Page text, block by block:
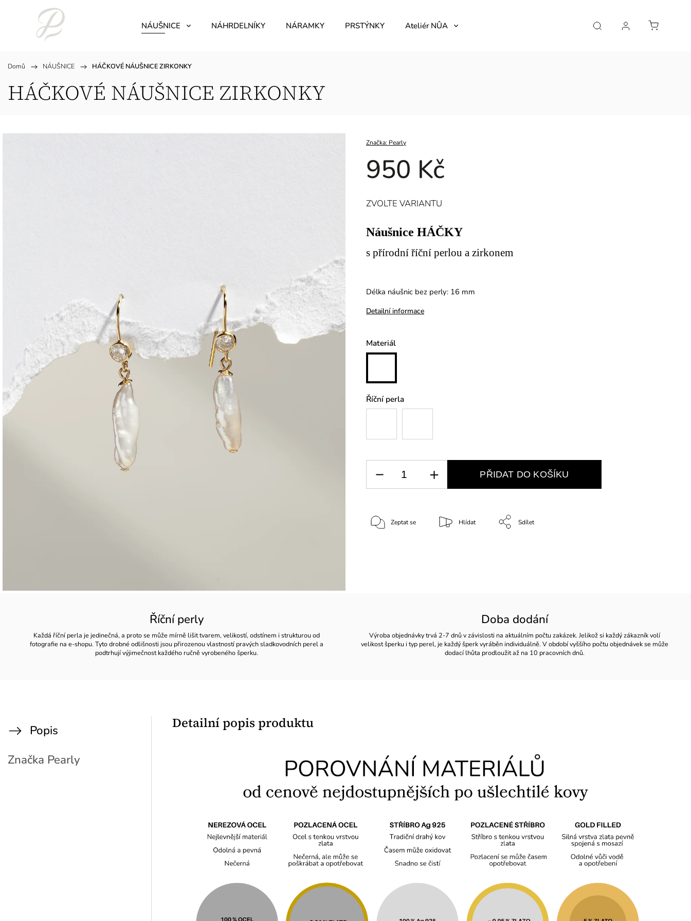
NÁUŠNICE NÁHRDELNÍKY NÁRAMKY PRSTÝNKY Ateliér NÛA
Domů / NÁUŠNICE / HÁČKOVÉ NÁUŠNICE ZIRKONKY
HÁČKOVÉ NÁUŠNICE ZIRKONKY
Značka: Pearly
950 Kč
Náušnice HÁČKY
s přírodní říční perlou a zirkonem
Délka náušnic bez perly: 16 mm
Detailní informace
Materiál
Říční perla
ZVOLTE VARIANTU
PŘIDAT DO KOŠÍKU
Zeptat se Hlídat Sdílet
Říční perly
Každá říční perla je jedinečná, a proto se může mírně lišit tvarem, velikostí, odstínem i strukturou od
fotografie na e-shopu. Tyto drobné odlišnosti jsou přirozenou vlastností pravých sladkovodních perel a
podtrhují výjimečnost každého ručně vyrobeného šperku.
Doba dodání
Výroba objednávky trvá 2-7 dnů v závislosti na aktuálním počtu zakázek. Jelikož si každý zákazník volí
velikost šperku i typ perel, je každý šperk vyráběn individuálně. V období vyššího počtu objednávek se může
dodací lhůta prodloužit až na 10 pracovních dnů.
Popis
Značka Pearly
Detailní popis produktu